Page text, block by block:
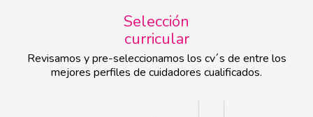
Selección
curricular
Revisamos y pre-seleccionamos los cv´s de entre los
mejores perfiles de cuidadores cualificados.